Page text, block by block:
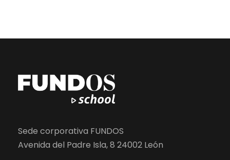
Sede corporativa FUNDOS
Avenida del Padre Isla, 8 24002 León